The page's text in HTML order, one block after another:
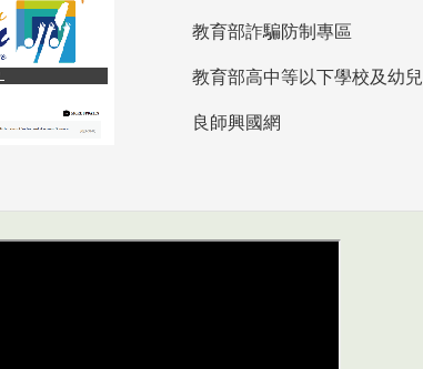
教育部詐騙防制專區
良師興國網